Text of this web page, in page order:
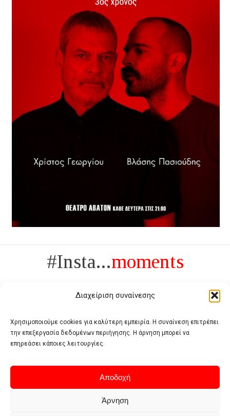
Διαχείριση συναίνεσης
Χρησιμοποιούμε cookies για καλύτερη εμπειρία. Η συναίνεση επιτρέπει
την επεξεργασία δεδομένων περιήγησης. Η άρνηση μπορεί να
επηρεάσει κάποιες λειτουργίες.
Αποδοχή
Άρνηση
#Insta...moments
Πολυτέλεια δεν είναι το αντίθετο της ανέχειας, είναι το αντίθετο της